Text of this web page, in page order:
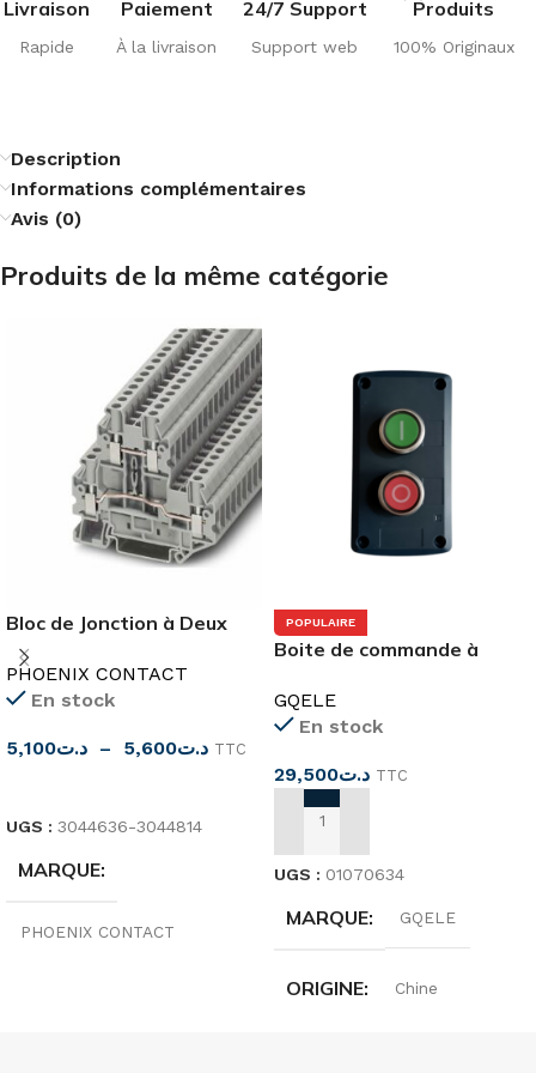
Livraison
Rapide
Paiement
À la livraison
24/7 Support
Support web
Produits
100% Originaux
Description
Informations complémentaires
Avis (0)
Produits de la même catégorie
Bloc de Jonction à Deux
Etages
PHOENIX CONTACT
En stock
د.ت5,100 – د.ت5,600
TTC
UGS : 3044636-3044814
MARQUE
PHOENIX CONTACT
POPULAIRE
Boite de commande à
Marche/Arrêt
GQELE
En stock
د.ت29,500 TTC
AJOUTER AU PANIER
UGS : 01070634
MARQUE GQELE
ORIGINE Chine